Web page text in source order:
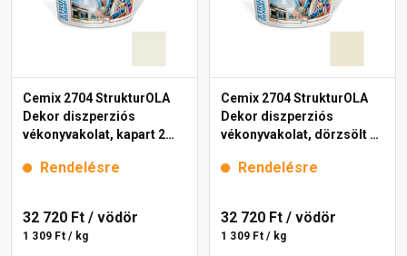
Cemix 2704 StrukturOLA
Dekor diszperziós
vékonyvakolat, kapart 2
Rendelésre
32 720 Ft / vödör
1 309 Ft / kg
Cemix 2704 StrukturOLA
Dekor diszperziós
vékonyvakolat, dörzsölt 2
Rendelésre
32 720 Ft / vödör
1 309 Ft / kg